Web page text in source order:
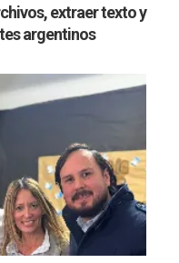
extraer texto y
argentinos